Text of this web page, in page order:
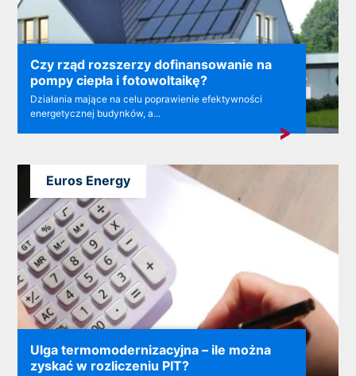
Czy rząd rozszerzy dofinansowanie na
pompy ciepła i fotowoltaikę?
Działania mające na celu poprawienie efektywności
energetycznej budynków, a...
Ulga termomodernizacyjna – ile można
zyskać w rozliczeniu PIT?
Euros Energy